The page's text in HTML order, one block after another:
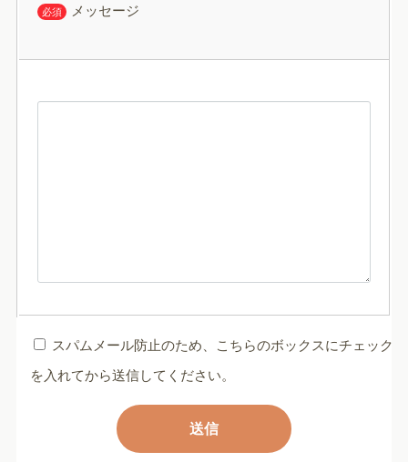
必須 メッセージ
スパムメール防止のため、こちらのボックスにチェック
を入れてから送信してください。